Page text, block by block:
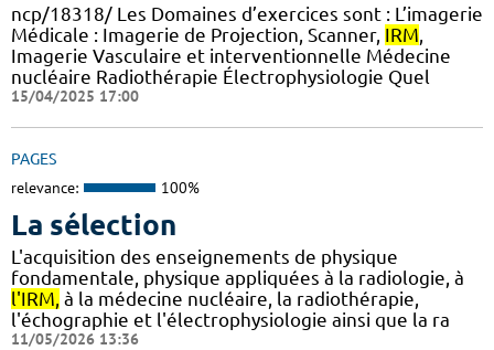
ncp/18318/ Les Domaines d’exercices sont : L’imagerie
Médicale : Imagerie de Projection, Scanner, IRM,
Imagerie Vasculaire et interventionnelle Médecine
nucléaire Radiothérapie Électrophysiologie Quel
15/04/2025 17:00
PAGES
relevance: 100%
La sélection
L'acquisition des enseignements de physique
fondamentale, physique appliquées à la radiologie, à
l'IRM, à la médecine nucléaire, la radiothérapie,
l'échographie et l'électrophysiologie ainsi que la ra
11/05/2026 13:36